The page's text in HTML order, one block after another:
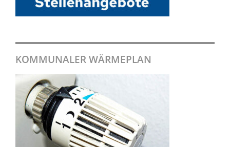
KOMMUNALER WÄRMEPLAN